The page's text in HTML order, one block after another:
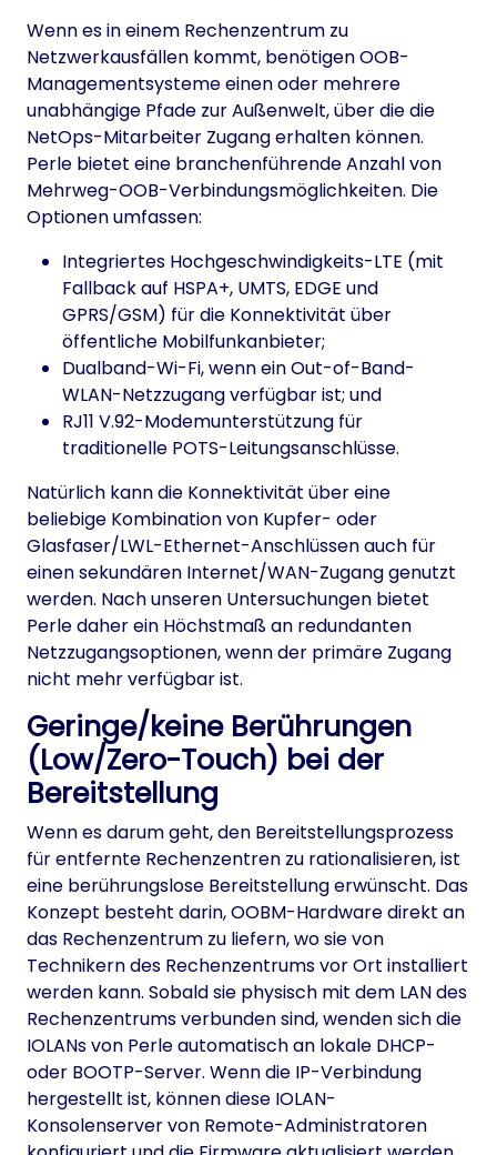
Wenn es in einem Rechenzentrum zu
Netzwerkausfällen kommt, benötigen OOB-
Managementsysteme einen oder mehrere
unabhängige Pfade zur Außenwelt, über die die
NetOps-Mitarbeiter Zugang erhalten können.
Perle bietet eine branchenführende Anzahl von
Mehrweg-OOB-Verbindungsmöglichkeiten. Die
Optionen umfassen:
Integriertes Hochgeschwindigkeits-LTE (mit
Fallback auf HSPA+, UMTS, EDGE und
GPRS/GSM) für die Konnektivität über
öffentliche Mobilfunkanbieter;
Dualband-Wi-Fi, wenn ein Out-of-Band-
WLAN-Netzzugang verfügbar ist; und
RJ11 V.92-Modemunterstützung für
traditionelle POTS-Leitungsanschlüsse.
Natürlich kann die Konnektivität über eine
beliebige Kombination von Kupfer- oder
Glasfaser/LWL-Ethernet-Anschlüssen auch für
einen sekundären Internet/WAN-Zugang genutzt
werden. Nach unseren Untersuchungen bietet
Perle daher ein Höchstmaß an redundanten
Netzzugangsoptionen, wenn der primäre Zugang
nicht mehr verfügbar ist.
Geringe/keine Berührungen
(Low/Zero-Touch) bei der
Bereitstellung
Wenn es darum geht, den Bereitstellungsprozess
für entfernte Rechenzentren zu rationalisieren, ist
eine berührungslose Bereitstellung erwünscht. Das
Konzept besteht darin, OOBM-Hardware direkt an
das Rechenzentrum zu liefern, wo sie von
Technikern des Rechenzentrums vor Ort installiert
werden kann. Sobald sie physisch mit dem LAN des
Rechenzentrums verbunden sind, wenden sich die
IOLANs von Perle automatisch an lokale DHCP-
oder BOOTP-Server. Wenn die IP-Verbindung
hergestellt ist, können diese IOLAN-
Konsolenserver von Remote-Administratoren